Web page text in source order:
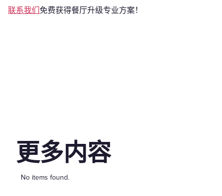
联系我们免费获得餐厅升级专业方案！
更多内容
No items found.